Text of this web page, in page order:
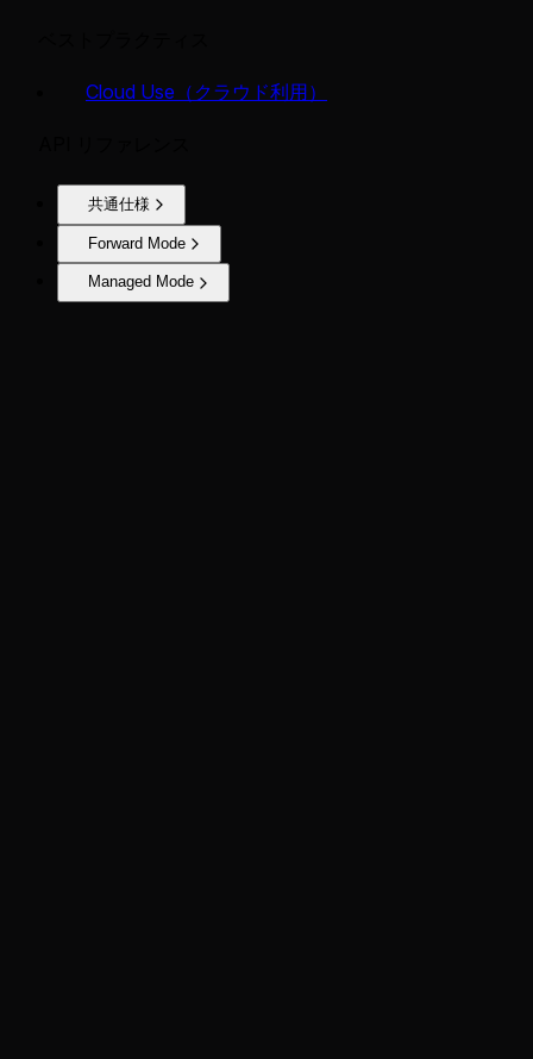
Cloud Use（クラウド利用）
共通仕様
Forward Mode
Managed Mode